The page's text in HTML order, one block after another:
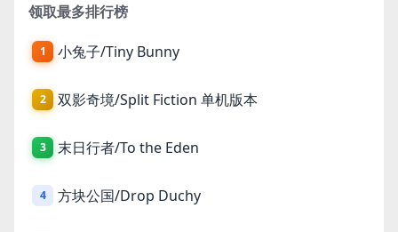
领取最多排行榜
1 小兔子/Tiny Bunny
2 双影奇境/Split Fiction 单机版本
3 末日行者/To the Eden
4 方块公国/Drop Duchy